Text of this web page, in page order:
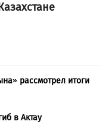
рассмотрел итоги
в Актау